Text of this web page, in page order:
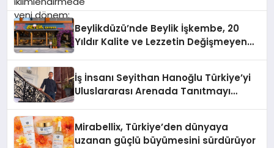
Beylikdüzü’nde Beylik İşkembe, 20
Yıldır Kalite ve Lezzetin Değişmeyen
İş İnsanı Seyithan Hanoğlu Türkiye’yi
Uluslararası Arenada Tanıtmayı
Mirabellix, Türkiye’den dünyaya
uzanan güçlü büyümesini sürdürüyor